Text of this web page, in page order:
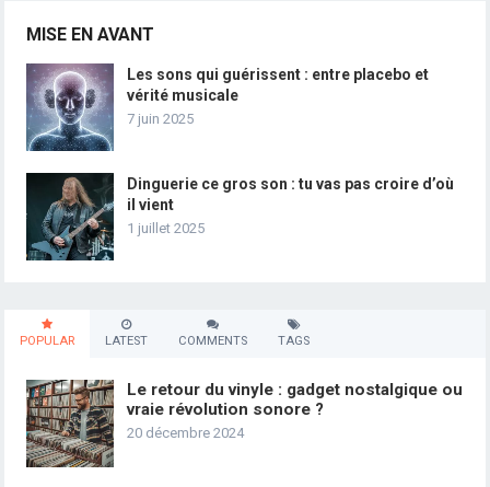
MISE EN AVANT
Les sons qui guérissent : entre placebo et
vérité musicale
7 juin 2025
Dinguerie ce gros son : tu vas pas croire d’où
il vient
1 juillet 2025
POPULAR LATEST COMMENTS TAGS
Le retour du vinyle : gadget nostalgique ou
vraie révolution sonore ?
20 décembre 2024